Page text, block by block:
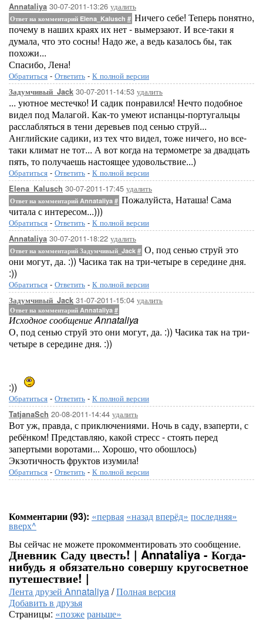
Annataliya 30-07-2011-13:26 удалить
Ответ на комментарий Elena_Kalusch # Ничего себе! Теперь понятно,
почему в наших краях их нет - вымерзают. И все-таки я
думала, что это сосны! Надо же, а ведь казалось бы, так
похожи...
Спасибо, Лена!
Обратиться - Ответить - К полной версии
Задумчивый_Jack 30-07-2011-14:53 удалить
... уютное местечко! И садик понравился! Нечто подобное
видел под Малагой. Как-то умеют испанцы-португальцы
расслабляться в тени деревьев под сенью струй...
Английские садики, из тех что видел, тоже ничего, но все-
таки климат не тот... А вот когда на термометре за двадцать
пять, то получаешь настоящее удовольствие...)
Обратиться - Ответить - К полной версии
Elena_Kalusch 30-07-2011-17:45 удалить
Ответ на комментарий Annataliya # Пожалуйста, Наташа! Сама
читала с интересом...)))
Обратиться - Ответить - К полной версии
Annataliya 30-07-2011-18:22 удалить
Ответ на комментарий Задумчивый_Jack # О, под сенью струй это
они могут, да. :)) Часика так на три-четыре в середине дня.
:))
Обратиться - Ответить - К полной версии
Задумчивый_Jack 31-07-2011-15:04 удалить
Ответ на комментарий Annataliya #
Исходное сообщение Annataliya
О, под сенью струй это они могут, да. :)) Часика так на три-
четыре в середине дня. :))
:))
Обратиться - Ответить - К полной версии
TatjanaSch 20-08-2011-14:44 удалить
Вот уж, правда, с приключениями. Ночь в саду, взаперти, с
ребёнком! Представляю, какой стресс - стоять перед
запертыми воротами... Хорошо, что обошлось)
Экзотичность фруктов изумила!
Обратиться - Ответить - К полной версии
Комментарии (93): «первая «назадвперёд» последняя»
вверх^
Вы сейчас не можете прокомментировать это сообщение.
Дневник Саду цвесть! | Annataliya - Когда-
нибудь я обязательно совершу кругосветное
путешествие! |
Лента друзей Annataliya/Полная версия
Добавить в друзья
Страницы: «позжераньше»